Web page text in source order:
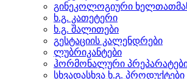
გინეკოლოგიური
ხ.გ. კათეტერი
ხ.გ. შალითები
გესტაციის კალენდრები
ლუბრიკანტები
ჰორმონალური
სხვადასხვა ხ.გ. პროდუქტები